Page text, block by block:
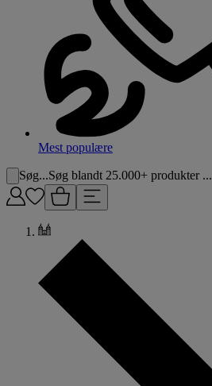
Mest populære
Søg...Søg blandt 25.000+ produkter ...